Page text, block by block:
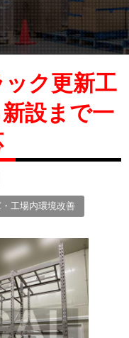
ク更新工
設まで一
工場内環境改善